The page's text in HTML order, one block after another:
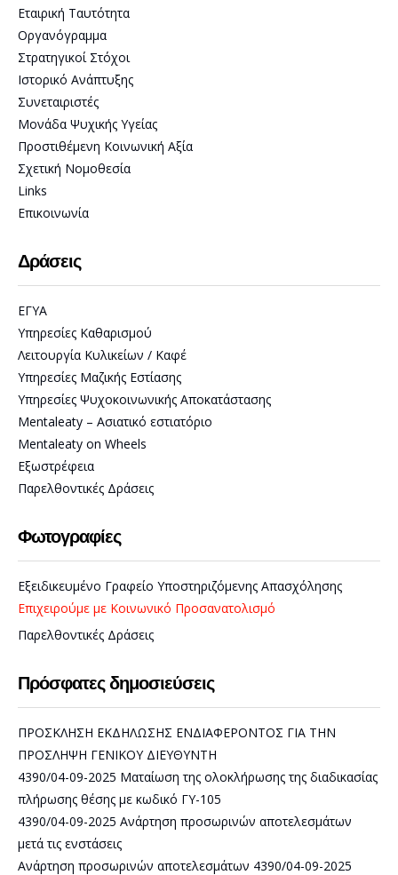
Εταιρική Ταυτότητα
Οργανόγραμμα
Στρατηγικοί Στόχοι
Ιστορικό Ανάπτυξης
Συνεταιριστές
Μονάδα Ψυχικής Υγείας
Προστιθέμενη Κοινωνική Αξία
Σχετική Νομοθεσία
Links
Επικοινωνία
Δράσεις
ΕΓΥΑ
Υπηρεσίες Καθαρισμού
Λειτουργία Κυλικείων / Καφέ
Υπηρεσίες Μαζικής Εστίασης
Υπηρεσίες Ψυχοκοινωνικής Αποκατάστασης
Mentaleaty – Ασιατικό εστιατόριο
Mentaleaty on Wheels
Εξωστρέφεια
Παρελθοντικές Δράσεις
Φωτογραφίες
Εξειδικευμένο Γραφείο Υποστηριζόμενης Απασχόλησης
Επιχειρούμε με Κοινωνικό Προσανατολισμό
Παρελθοντικές Δράσεις
Πρόσφατες δημοσιεύσεις
ΠΡΟΣΚΛΗΣΗ ΕΚΔΗΛΩΣΗΣ ΕΝΔΙΑΦΕΡΟΝΤΟΣ ΓΙΑ ΤΗΝ
ΠΡΟΣΛΗΨΗ ΓΕΝΙΚΟΥ ΔΙΕΥΘΥΝΤΗ
4390/04-09-2025 Ματαίωση της ολοκλήρωσης της διαδικασίας
πλήρωσης θέσης με κωδικό ΓΥ-105
4390/04-09-2025 Ανάρτηση προσωρινών αποτελεσμάτων
μετά τις ενστάσεις
Ανάρτηση προσωρινών αποτελεσμάτων 4390/04-09-2025